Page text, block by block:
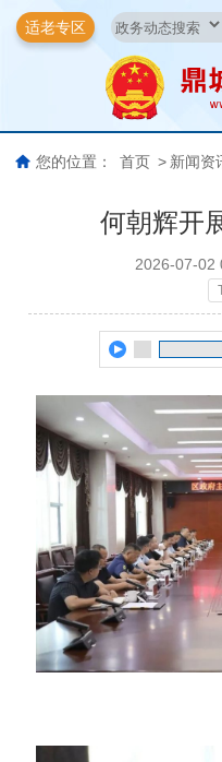
适老专区
您的位置： 首页 > 新闻资
何朝辉开
2026-07-02